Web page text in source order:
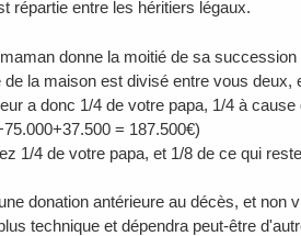
répartie entre les héritiers légaux.
donne la moitié de sa
de la maison est divisé entre vous
a donc 1/4 de votre papa, 1/4 à
= 187.500€)
1/4 de votre papa, et 1/8 de ce qui
donation antérieure au décès, et non
technique et dépendra peut-être